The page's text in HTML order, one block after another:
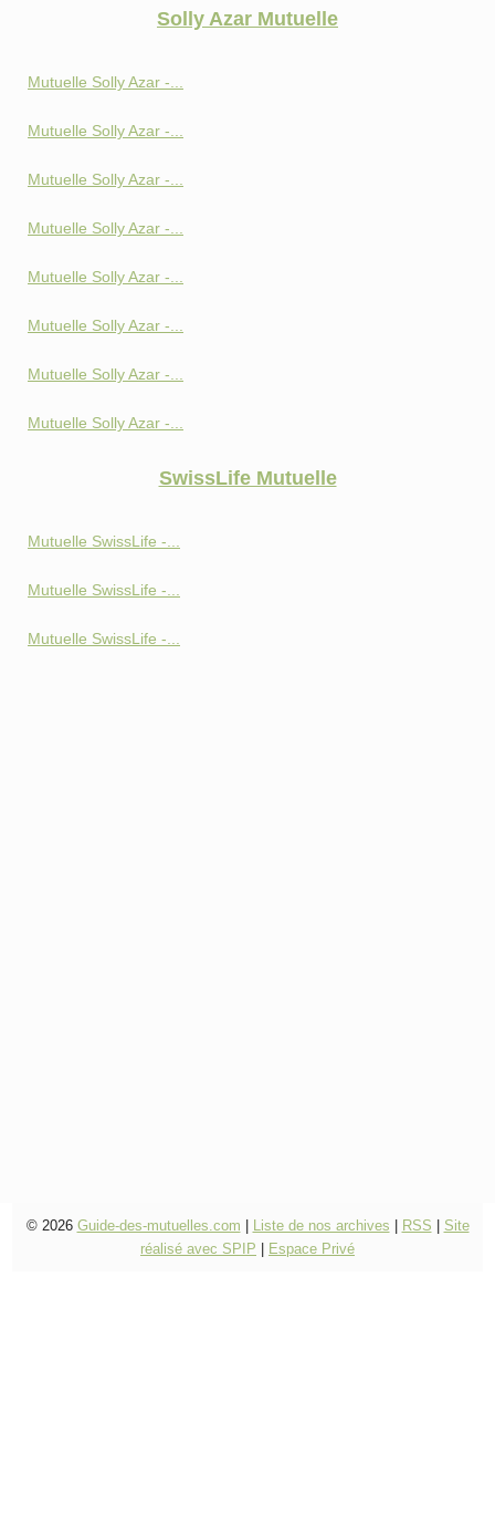
Solly Azar Mutuelle
Mutuelle Solly Azar -...
Mutuelle Solly Azar -...
Mutuelle Solly Azar -...
Mutuelle Solly Azar -...
Mutuelle Solly Azar -...
Mutuelle Solly Azar -...
Mutuelle Solly Azar -...
Mutuelle Solly Azar -...
SwissLife Mutuelle
Mutuelle SwissLife -...
Mutuelle SwissLife -...
Mutuelle SwissLife -...
© 2026 Guide-des-mutuelles.com Liste de nos archives RSS
Site
réalisé avec SPIP
Espace Privé